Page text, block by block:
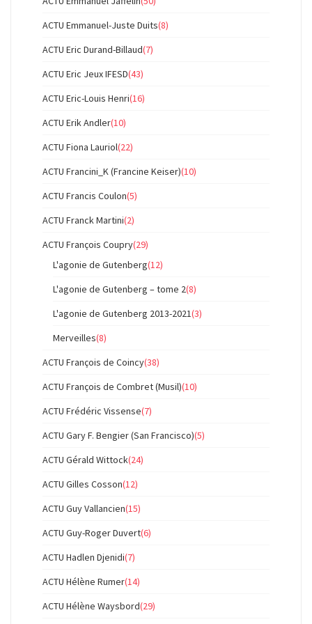
ACTU Emmanuel-Juste Duits(8)
ACTU Eric Durand-Billaud(7)
ACTU Eric Jeux IFESD(43)
ACTU Eric-Louis Henri(16)
ACTU Erik Andler(10)
ACTU Fiona Lauriol(22)
ACTU Francini_K (Francine Keiser)(10)
ACTU Francis Coulon(5)
ACTU Franck Martini(2)
ACTU François Coupry(29)
L'agonie de Gutenberg(12)
L'agonie de Gutenberg – tome 2(8)
L'agonie de Gutenberg 2013-2021(3)
Merveilles(8)
ACTU François de Coincy(38)
ACTU François de Combret (Musil)(10)
ACTU Frédéric Vissense(7)
ACTU Gary F. Bengier (San Francisco)(5)
ACTU Gérald Wittock(24)
ACTU Gilles Cosson(12)
ACTU Guy Vallancien(15)
ACTU Guy-Roger Duvert(6)
ACTU Hadlen Djenidi(7)
ACTU Hélène Rumer(14)
ACTU Hélène Waysbord(29)